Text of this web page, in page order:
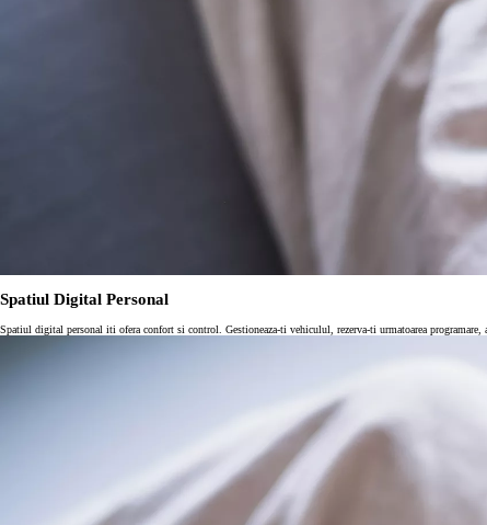
Spatiul Digital Personal
Spatiul digital personal iti ofera confort si control. Gestioneaza-ti vehiculul, rezerva-ti urmatoarea